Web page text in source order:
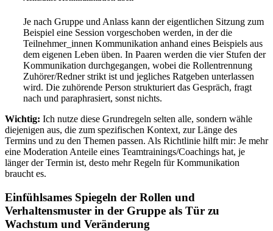
Je nach Gruppe und Anlass kann der eigentlichen Sitzung zum
Beispiel eine Session vorgeschoben werden, in der die
Teilnehmer_innen Kommunikation anhand eines Beispiels aus
dem eigenen Leben üben. In Paaren werden die vier Stufen der
Kommunikation durchgegangen, wobei die Rollentrennung
Zuhörer/Redner strikt ist und jegliches Ratgeben unterlassen
wird. Die zuhörende Person strukturiert das Gespräch, fragt
nach und paraphrasiert, sonst nichts.
Wichtig: Ich nutze diese Grundregeln selten alle, sondern wähle
diejenigen aus, die zum spezifischen Kontext, zur Länge des
Termins und zu den Themen passen. Als Richtlinie hilft mir: Je mehr
eine Moderation Anteile eines Teamtrainings/Coachings hat, je
länger der Termin ist, desto mehr Regeln für Kommunikation
braucht es.
Einfühlsames Spiegeln der Rollen und
Verhaltensmuster in der Gruppe als Tür zu
Wachstum und Veränderung